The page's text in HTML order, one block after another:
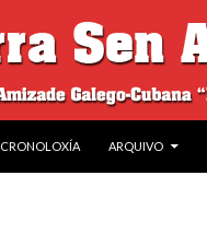
CRONOLOXÍA ARQUIVO